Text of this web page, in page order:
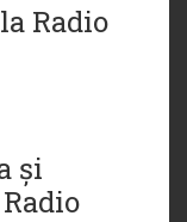
Radio
și